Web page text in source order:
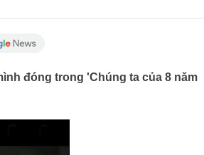
đóng trong 'Chúng ta của 8 năm